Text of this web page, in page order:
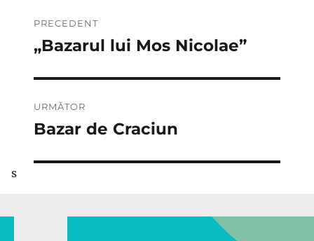
în
PRECEDENT
Articolul
„Bazarul lui Mos Nicolae”
URMĂTOR
Articolul
Bazar de Craciun
s